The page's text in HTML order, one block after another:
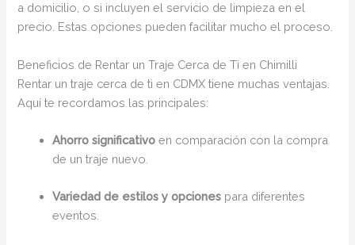
a domicilio, o si incluyen el servicio de limpieza en el
precio. Estas opciones pueden facilitar mucho el proceso.
Beneficios de Rentar un Traje Cerca de Ti en Chimilli
Rentar un traje cerca de ti en CDMX tiene muchas ventajas.
Aquí te recordamos las principales:
Ahorro significativo en comparación con la compra
de un traje nuevo.
Variedad de estilos y opciones para diferentes
eventos.